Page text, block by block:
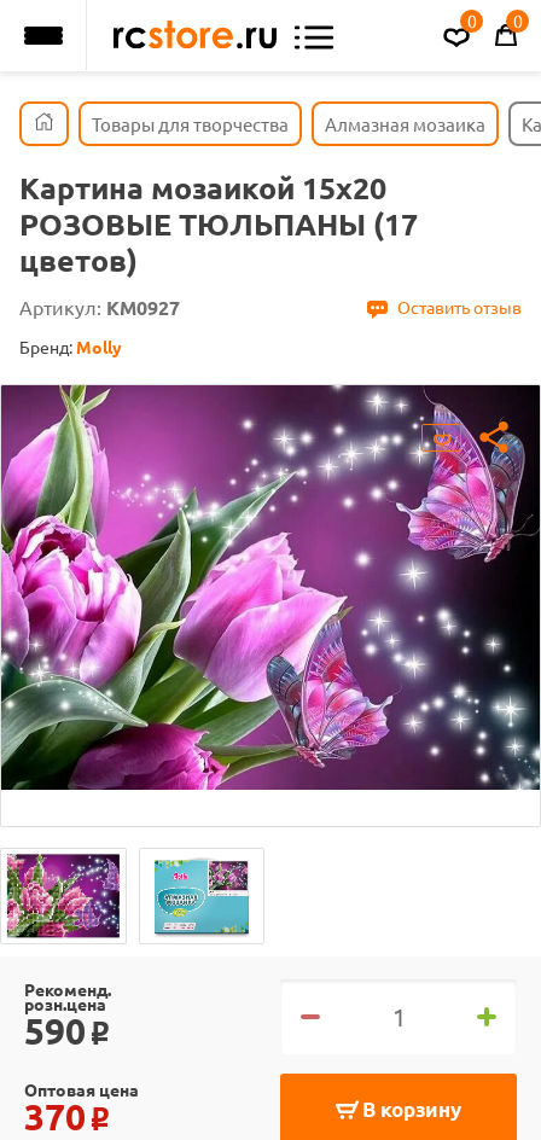
0 0
Товары для творчества Алмазная мозаика
Картина мозаикой 15х20
РОЗОВЫЕ ТЮЛЬПАНЫ (17
цветов)
Артикул: KM0927
Оставить отзыв
Бренд: Molly
Рекоменд.
розн.цена
590 o
В корзину
Оптовая цена
370 o